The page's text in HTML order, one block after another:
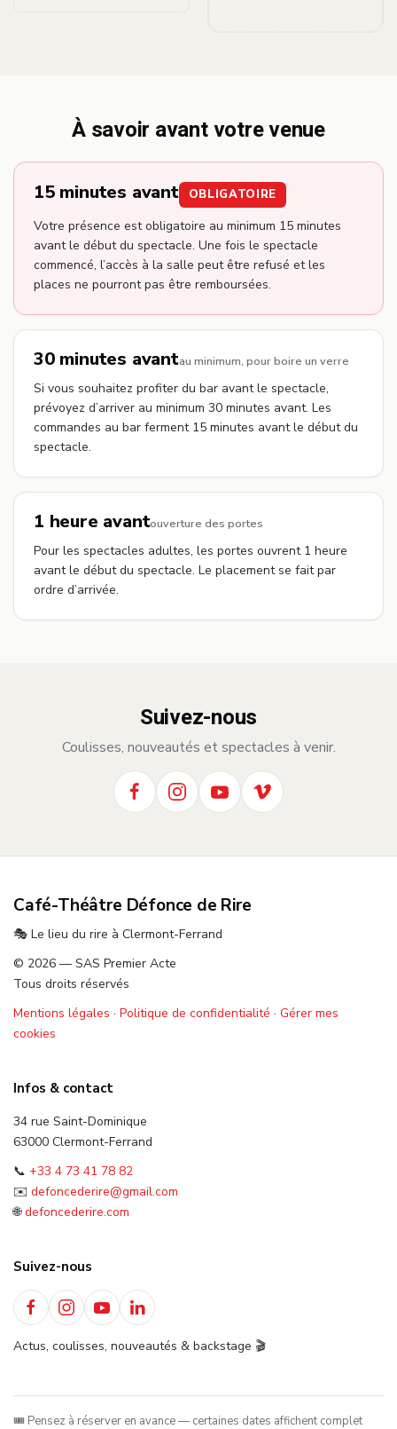
À savoir avant votre venue
15 minutes avant OBLIGATOIRE
Votre présence est obligatoire au minimum 15 minutes
avant le début du spectacle. Une fois le spectacle
commencé, l’accès à la salle peut être refusé et les
places ne pourront pas être remboursées.
30 minutes avantau minimum, pour boire un verre
Si vous souhaitez profiter du bar avant le spectacle,
prévoyez d’arriver au minimum 30 minutes avant. Les
commandes au bar ferment 15 minutes avant le début du
spectacle.
1 heure avantouverture des portes
Pour les spectacles adultes, les portes ouvrent 1 heure
avant le début du spectacle. Le placement se fait par
ordre d’arrivée.
Suivez-nous
Coulisses, nouveautés et spectacles à venir.
Café-Théâtre Défonce de Rire
🎭 Le lieu du rire à Clermont-Ferrand
© 2026 — SAS Premier Acte
Tous droits réservés
Mentions légales · Politique de confidentialité · Gérer mes
cookies
Infos & contact
34 rue Saint-Dominique
63000 Clermont-Ferrand
📞 +33 4 73 41 78 82
✉️ defoncederire@gmail.com
🌐defoncederire.com
Suivez-nous
Actus, coulisses, nouveautés & backstage 🎬
🎟️ Pensez à réserver en avance — certaines dates affichent complet